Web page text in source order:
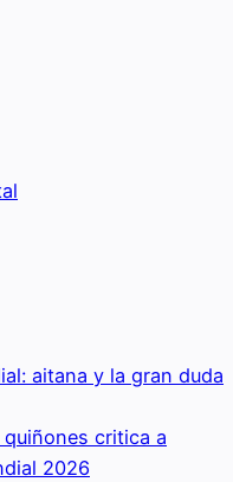
aitana y la gran duda
critica a
2026